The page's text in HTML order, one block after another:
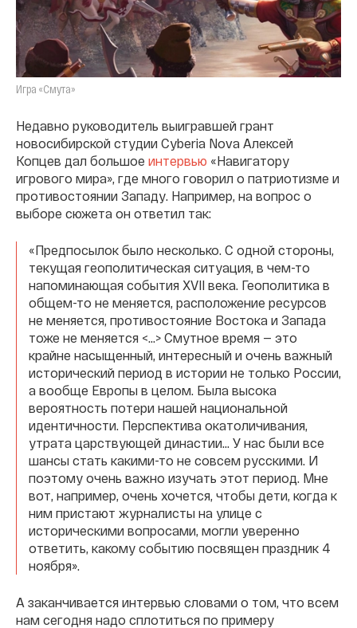
Игра «Смута»
Недавно руководитель выигравшей грант
новосибирской студии Cyberia Nova Алексей
Копцев дал большое интервью «Навигатору
игрового мира», где много говорил о патриотизме и
противостоянии Западу. Например, на вопрос о
выборе сюжета он ответил так:
«Предпосылок было несколько. С одной стороны,
текущая геополитическая ситуация, в чем-то
напоминающая события XVII века. Геополитика в
общем-то не меняется, расположение ресурсов
не меняется, противостояние Востока и Запада
тоже не меняется <…> Смутное время — это
крайне насыщенный, интересный и очень важный
исторический период в истории не только России,
а вообще Европы в целом. Была высока
вероятность потери нашей национальной
идентичности. Перспектива окатоличивания,
утрата царствующей династии... У нас были все
шансы стать какими-то не совсем русскими. И
поэтому очень важно изучать этот период. Мне
вот, например, очень хочется, чтобы дети, когда к
ним пристают журналисты на улице с
историческими вопросами, могли уверенно
ответить, какому событию посвящен праздник 4
ноября».
А заканчивается интервью словами о том, что всем
нам сегодня надо сплотиться по примеру